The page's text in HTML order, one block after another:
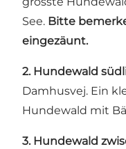
See. Bitte
eingezäunt.
2. Hundewald
Damhusvej. Ein
Hundewald mit
3. Hundewald